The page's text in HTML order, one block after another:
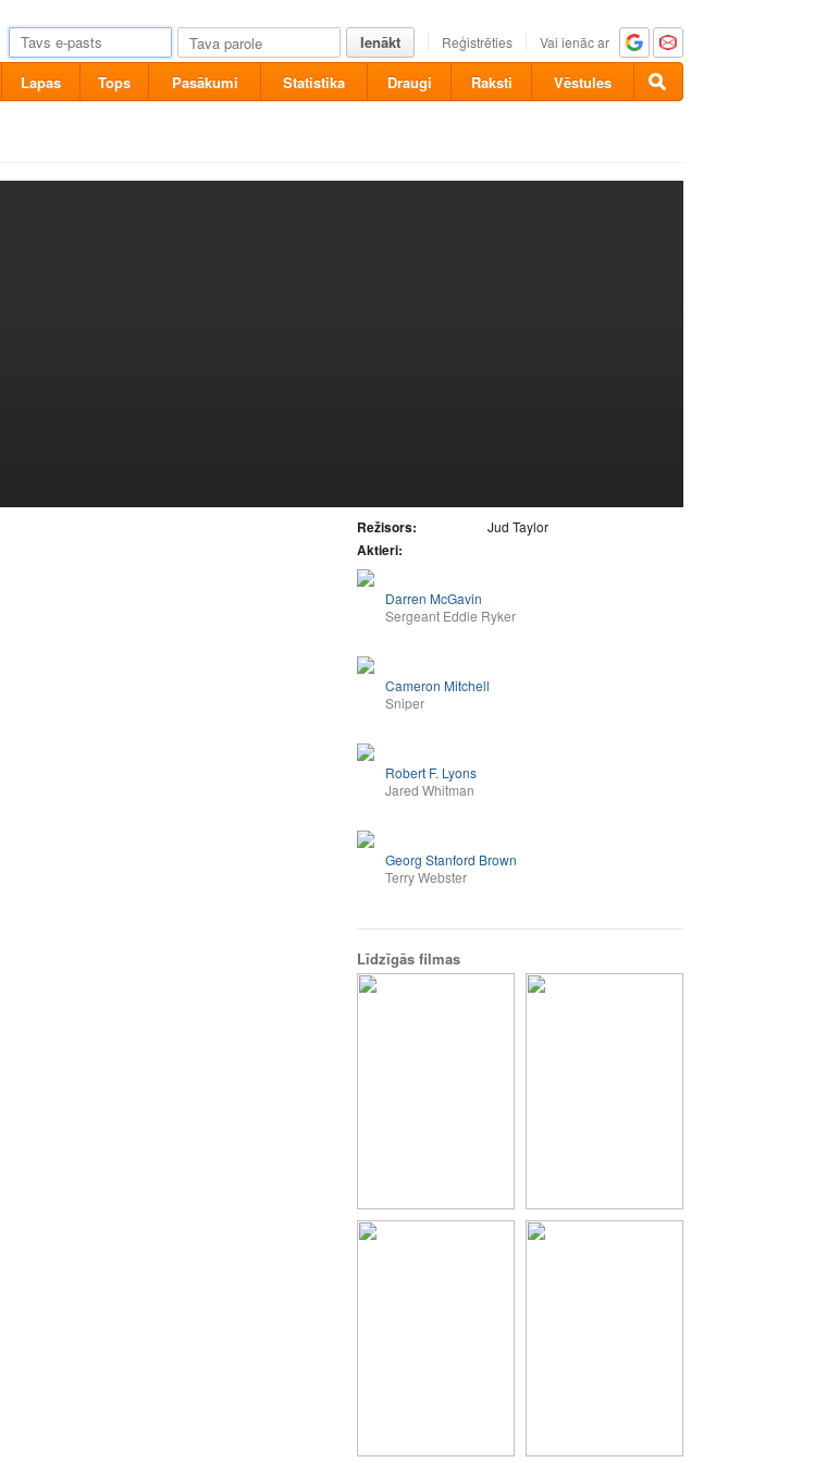
Ienākt Reģistrēties Vai ienāc ar
Lapas Tops Pasākumi Statistika Draugi Raksti Vēstules
Režisors: Jud Taylor
Aktieri:
Darren McGavin
Sergeant Eddie Ryker
Cameron Mitchell
Sniper
Robert F. Lyons
Jared Whitman
Georg Stanford Brown
Terry Webster
Līdzīgās filmas